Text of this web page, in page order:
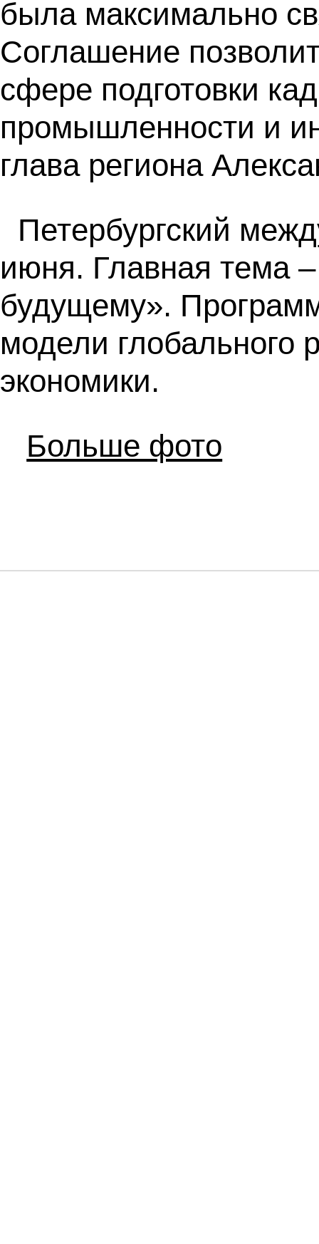
была максимально
Соглашение
сфере подготовки
промышленности и
глава региона
Петербургский
июня. Главная тема
будущему».
модели глобального
экономики.
Больше фото